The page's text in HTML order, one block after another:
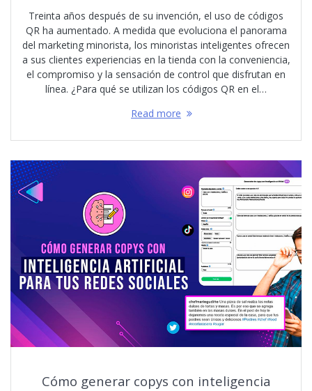
Treinta años después de su invención, el uso de códigos
QR ha aumentado. A medida que evoluciona el panorama
del marketing minorista, los minoristas inteligentes ofrecen
a sus clientes experiencias en la tienda con la conveniencia,
el compromiso y la sensación de control que disfrutan en
línea. ¿Para qué se utilizan los códigos QR en el…
Read more
Cómo generar copys con inteligencia